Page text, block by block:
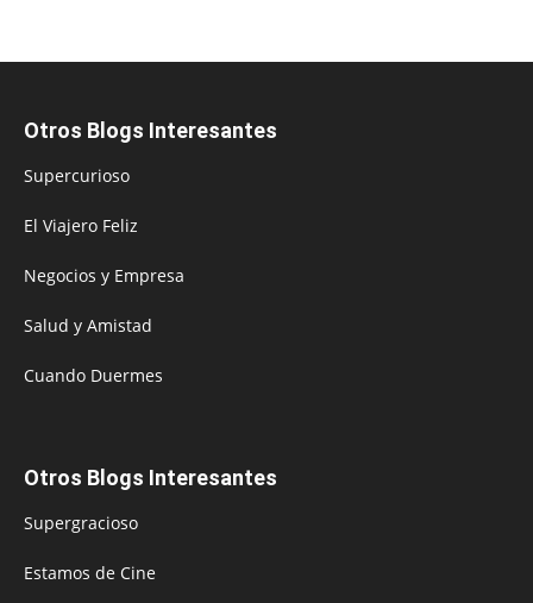
Otros Blogs Interesantes
Supercurioso
El Viajero Feliz
Negocios y Empresa
Salud y Amistad
Cuando Duermes
Otros Blogs Interesantes
Supergracioso
Estamos de Cine